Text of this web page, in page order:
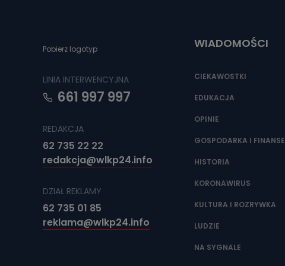
Pobierz logotyp
LINIA INTERWENCYJNA
661 997 997
REDAKCJA
62 735 22 22
redakcja@wlkp24.info
DZIAŁ REKLAMY
62 735 01 85
reklama@wlkp24.info
WIADOMOŚCI
CIEKAWOSTKI
EDUKACJA
OPINIE
GOSPODARKA I FINANSE
HISTORIA
KORONAWIRUS
KULTURA I ROZRYWKA
LUDZIE
NA SYGNALE